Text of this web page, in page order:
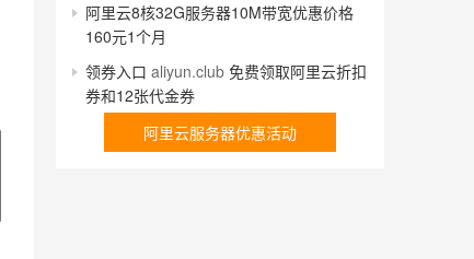
阿里云8核32G服务器10M带宽优惠价格
160元1个月
领券入口 aliyun.club 免费领取阿里云折扣
券和12张代金券
阿里云服务器优惠活动